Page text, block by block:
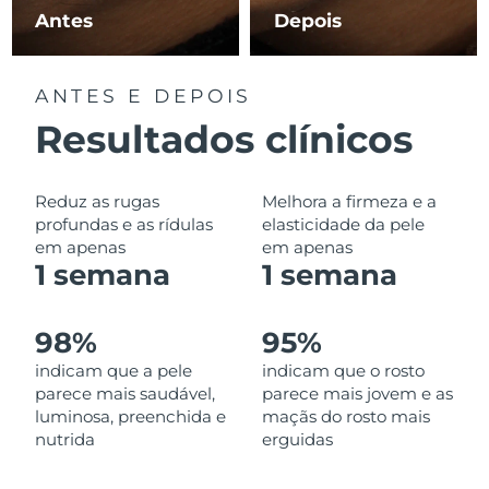
Antes Depois
ANTES E DEPOIS
Resultados clínicos
Reduz as rugas
profundas e as rídulas
em apenas
1 semana
Melhora a firmeza e a
elasticidade da pele
em apenas
1 semana
98%
indicam que a pele
parece mais saudável,
luminosa, preenchida e
nutrida
95%
indicam que o rosto
parece mais jovem e as
maçãs do rosto mais
erguidas
Omã Entrega prevista
Entrega prevista
Porto Rico Entrega prevista8/12/26
Catar Entrega prevista
Romênia Entrega prevista8/10/26
Rússia Entrega prevista8/18/26